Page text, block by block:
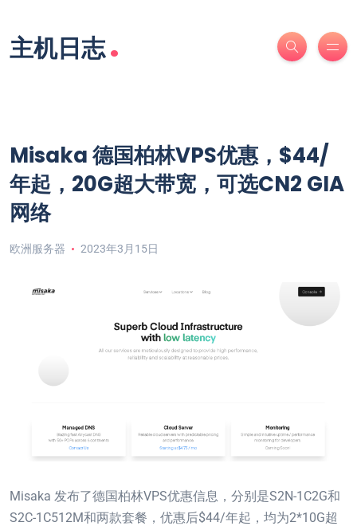
主机日志.
Misaka 德国柏林VPS优惠，$44/
年起，20G超大带宽，可选CN2 GIA
网络
欧洲服务器 2023年3月15日
Misaka 发布了德国柏林VPS优惠信息，分别是S2N-1C2G和
S2C-1C512M和两款套餐，优惠后$44/年起，均为2*10G超